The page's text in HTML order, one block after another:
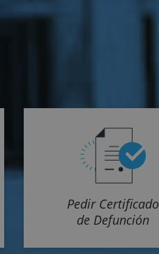
Pedir Certificado
de Defunción